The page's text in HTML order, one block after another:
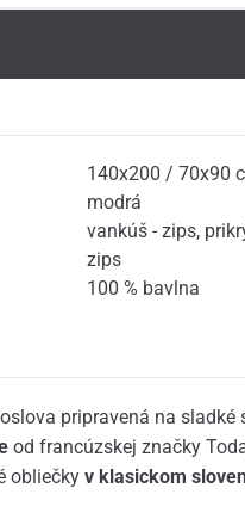
140x200 / 70x90
modrá
vankúš - zips,
zips
100 % bavlna
pripravená na sladké
od francúzskej značky
obliečkyv klasickom